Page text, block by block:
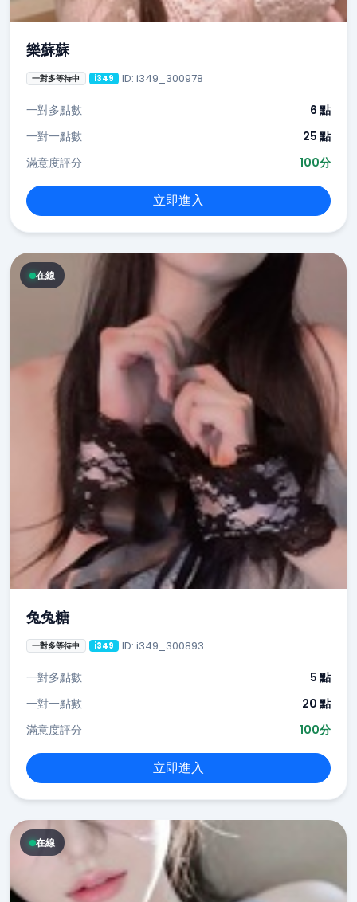
樂蘇蘇
一對多等待中 i349 ID: i349_300978
一對多點數
6 點
一對一點數
25 點
滿意度評分
100分
立即進入
在線
兔兔糖
一對多等待中 i349 ID: i349_300893
一對多點數
5 點
一對一點數
20 點
滿意度評分
100分
立即進入
在線